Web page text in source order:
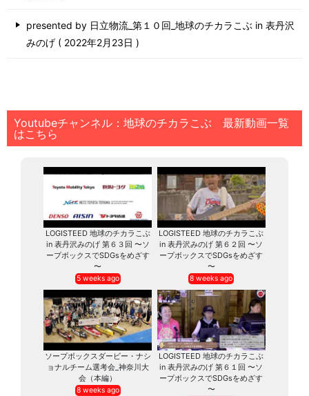
presented by 日立物流_第１０回_地球のチカラこぶ in 表丹沢
みのげ
2022年2月23日
Youtubeチャンネル：地球のチカラこぶ 最新動画一覧
はこちら
LOGISTEED 地球のチカラこぶ
in 表丹沢みのげ 第６３回 〜ソ
ープボックスでSDGsをめざす
〜
5 weeks ago
LOGISTEED 地球のチカラこぶ
in 表丹沢みのげ 第６２回 〜ソ
ープボックスでSDGsをめざす
〜
8 weeks ago
ソープボックスダービー・ナシ
ョナルチーム選考会_神奈川大
会（本編）
8 weeks ago
LOGISTEED 地球のチカラこぶ
in 表丹沢みのげ 第６１回 〜ソ
ープボックスでSDGsをめざす
〜